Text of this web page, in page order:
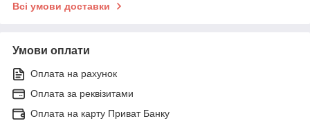
Всі умови доставки
Умови оплати
Оплата на рахунок
Оплата за реквізитами
Оплата на карту Приват Банку